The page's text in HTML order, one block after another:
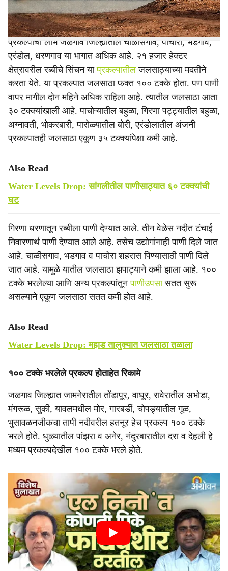
गिरणा धरण भौगोलिकदृष्ट्या नाशिकमधील नांदगावात आहे. परंतु या
प्रकल्पाचा लाभ जळगाव जिल्ह्यातील चाळीसगाव, पाचोरा, भडगाव,
एरंडोल, धरणगाव या भागात अधिक आहे. २१ हजार हेक्टर
क्षेत्रावरील रब्बीचे सिंचन याप्रकल्पातीलजलसाठ्याच्या मदतीने
करता येते. या प्रकल्पात जलसाठा फक्त १०० टक्के होता. पण पाणी
वापर मागील दोन महिने अधिक राहिला आहे. त्यातील जलसाठा आता
३० टक्क्यांखाली आहे. पाचोऱ्यातील बहुळा, गिरणा पट्ट्यातील बहुळा,
अग्नावती, भोकरबारी, पारोळ्यातील बोरी, एरंडोलातील अंजनी
प्रकल्पातही जलसाठा एकूण ३५ टक्क्यांपेक्षा कमी आहे.
Also Read
Water Levels Drop: सांगलीतील पाणीसाठ्यात ६० टक्क्यांची
घट
गिरणा धरणातून रब्बीला पाणी देण्यात आले. तीन वेळेस नदीत टंचाई
निवारणार्थ पाणी देण्यात आले आहे. तसेच उद्योगांनाही पाणी दिले जात
आहे. चाळीसगाव, भडगाव व पाचोरा शहरास पिण्यासाठी पाणी दिले
जात आहे. यामुळे यातील जलसाठा झपाट्याने कमी झाला आहे. १००
टक्के भरलेल्या आणि अन्य प्रकल्पांतूनपाणीउपसासतत सुरू
असल्याने एकूण जलसाठा सतत कमी होत आहे.
Also Read
Water Levels Drop: महाड तालुक्यात जलसाठा तळाला
१०० टक्के भरलेले प्रकल्प होताहेत रिकामे
जळगाव जिल्ह्यात जामनेरातील तोंडापूर, वाघूर, रावेरातील अभोडा,
मंगरूळ, सुकी, यावलमधील मोर, गारबर्डी, चोपड्यातील गूळ,
भुसावळनजीकचा तापी नदीवरील हतनूर हेच प्रकल्प १०० टक्के
भरले होते. धुळ्यातील पांझरा व अनेर, नंदुरबारातील दरा व देहली हे
मध्यम प्रकल्पदेखील १०० टक्के भरले होते.